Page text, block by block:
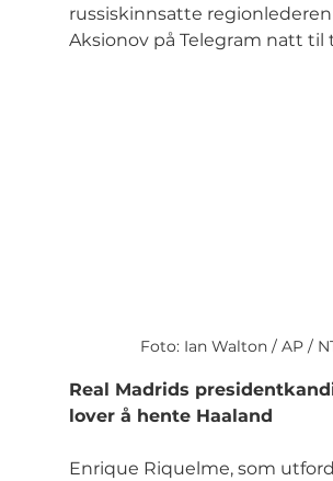
russiskinnsatte regionlederen
Aksionov på Telegram natt til
Foto: Ian Walton / AP /
Real Madrids
lover å hente Haaland
Enrique Riquelme, som